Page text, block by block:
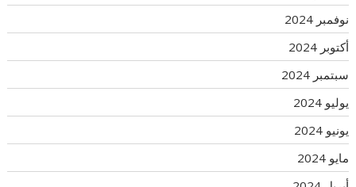
نوفمبر 2024
أكتوبر 2024
سبتمبر 2024
يوليو 2024
يونيو 2024
مايو 2024